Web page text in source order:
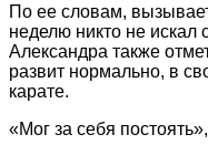
По ее словам,
неделю никто не искал
Александра также
развит нормально, в
карате.
«Мог за себя